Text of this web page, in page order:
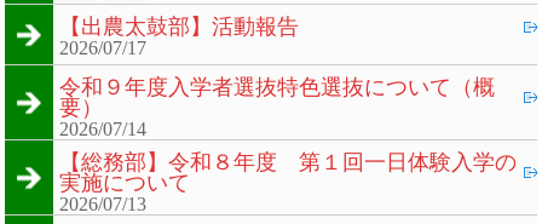
【出農太鼓部】活動報告
2026/07/17
令和９年度入学者選抜特色選抜について（概
要）
2026/07/14
【総務部】令和８年度 第１回一日体験入学の
実施について
2026/07/13